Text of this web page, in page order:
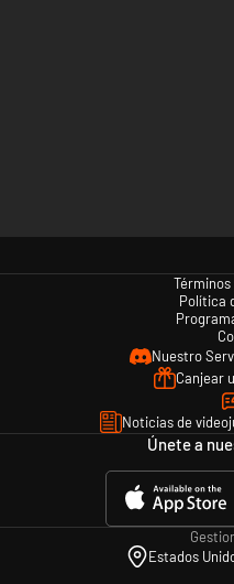
Política
Nuestro
Canjear
Noticias de
Únete a
Estados